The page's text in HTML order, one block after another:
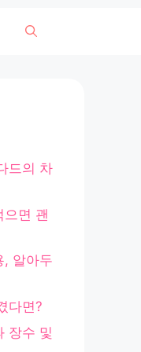
드의 차
으면 괜
, 알아두
다면?
장수 및